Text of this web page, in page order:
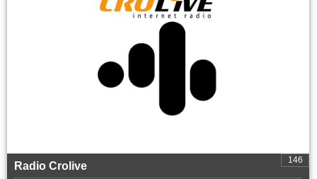
146
Radio Crolive